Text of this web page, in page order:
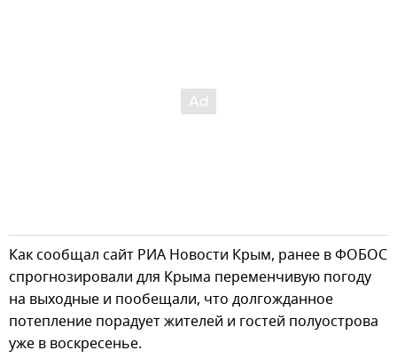
Как сообщал сайт РИА Новости Крым, ранее в ФОБОС
спрогнозировали для Крыма переменчивую погоду
на выходные и пообещали, что долгожданное
потепление порадует жителей и гостей полуострова
уже в воскресенье.